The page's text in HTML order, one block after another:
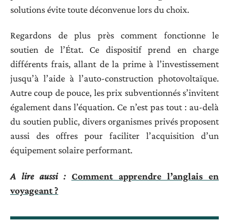
solutions évite toute déconvenue lors du choix.
Regardons de plus près comment fonctionne le
soutien de l’État. Ce dispositif prend en charge
différents frais, allant de la prime à l’investissement
jusqu’à l’aide à l’auto-construction photovoltaïque.
Autre coup de pouce, les prix subventionnés s’invitent
également dans l’équation. Ce n’est pas tout : au-delà
du soutien public, divers organismes privés proposent
aussi des offres pour faciliter l’acquisition d’un
équipement solaire performant.
A lire aussi : Comment apprendre l’anglais en
voyageant ?